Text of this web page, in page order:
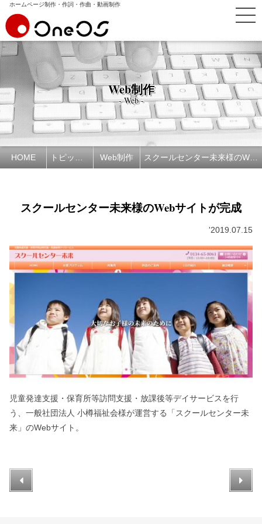
ホームページ制作・作詞・作曲・動画制作
Web制作
- Web -
HOME Web制作 スクールセンター未来様のWebサイトが完成
スクールセンター未来様のWebサイトが完成
'2019.07.15
児童発達支援・保育所等訪問支援・放課後等デイサービスを行
う、一般社団法人 小樽福祉会様が運営する「スクールセンター未
来」のWebサイト。